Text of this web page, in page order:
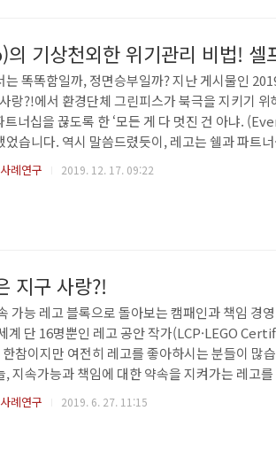
기상천외한 위기관리 비법! 셀
는 똑똑함일까, 정면승부일까? 지난 게시물인
랑?!에서 환경단체 그린피스가 북극을 지키기
너십을 끊도록 한 ‘모든 게 다 멋진 건 아냐.
었습니다. 역시 말씀드렸듯이, 레고는 쉘과 파트
센터(LEGO Sustainable Materials Centre)를
억 DKK(한화 약 1800억원)을 투자하겠다고 발표
례연구 2019. 12. 17. 09:22
지구 사랑?!
가능 레고 블록으로 돌아보는 캠패인과 책임 경
계 단 16명뿐인 레고 공안 작가(LCP·LEGO
참이지만 여전히 레고를 좋아하시는 분들이 많
, 지속가능과 책임에 대한 약속을 지켜가는 레고
. 오랜 레고 팬이시라면, 수년 전 환경단체 그린피
쉘(Shell)과 파트너십을 끊도록 한 ‘모든 게 다
례연구 2019. 6. 27. 11:15